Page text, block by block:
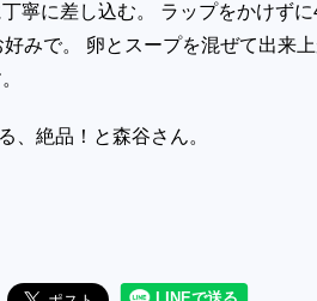
寧に差し込む。 ラップをかけず
みで。 卵とスープを混ぜて出来
、絶品！と森谷さん。